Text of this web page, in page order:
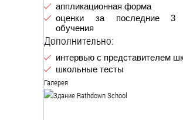
аппликационная форма
оценки за последние 3
обучения
Дополнительно:
интервью с представителем
школьные тесты
Галерея